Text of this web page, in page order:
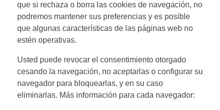
que si rechaza o borra las cookies de navegación, no
podremos mantener sus preferencias y es posible
que algunas características de las páginas web no
estén operativas.
Usted puede revocar el consentimiento otorgado
cesando la navegación, no aceptarlas o configurar su
navegador para bloquearlas, y en su caso
eliminarlas. Más información para cada navegador: